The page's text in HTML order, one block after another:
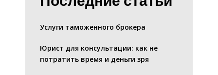
Услуги таможенного брокера
Юрист для консультации: как не
потратить время и деньги зря